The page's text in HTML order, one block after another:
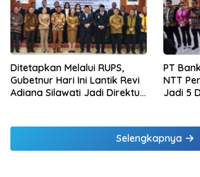
Ditetapkan Melalui RUPS,
Gubetnur Hari Ini Lantik Revi
Adiana Silawati Jadi Direktur
PT
NTT
Jadi 5
Selengkapnya